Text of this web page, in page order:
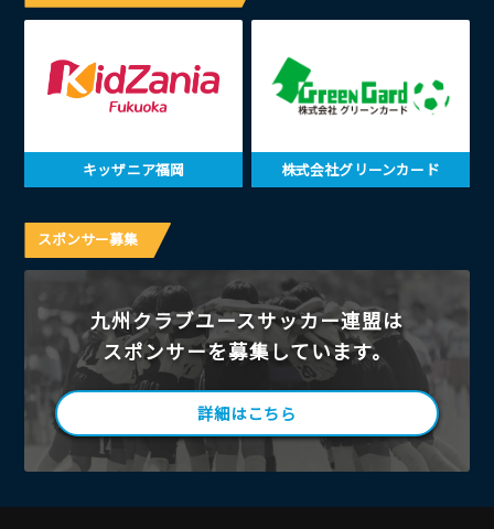
キッザニア福岡 株式会社グリーンカード
スポンサー募集
九州クラブユースサッカー連盟は
スポンサーを募集しています。
詳細はこちら